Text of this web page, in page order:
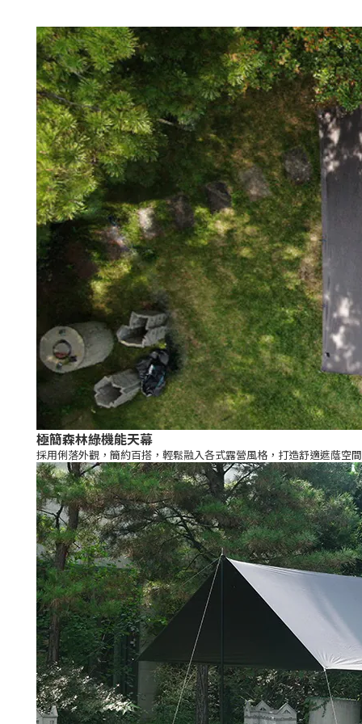
極簡森林綠機能天幕
採用俐落外觀，簡約百搭，輕鬆融入各式露營風格，打造舒適遮蔭空